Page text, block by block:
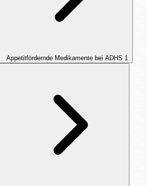
Appetitfördernde Medikamente bei ADHS 1